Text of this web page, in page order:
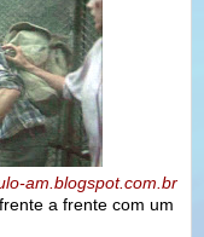
am.blogspot.com.br
a frente com um